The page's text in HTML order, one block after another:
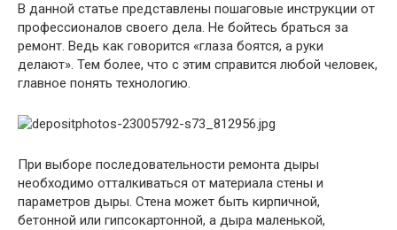
В данной статье представлены пошаговые инструкции от
профессионалов своего дела. Не бойтесь браться за
ремонт. Ведь как говорится «глаза боятся, а руки
делают». Тем более, что с этим справится любой человек,
главное понять технологию.
При выборе последовательности ремонта дыры
необходимо отталкиваться от материала стены и
параметров дыры. Стена может быть кирпичной,
бетонной или гипсокартонной, а дыра маленькой,